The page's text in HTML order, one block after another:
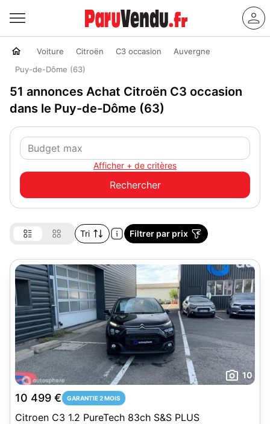
Voiture Citroën C3 occasion
Auvergne
Puy-de-Dôme (63)
51 annonces Achat Citroën C3 occasion
dans le Puy-de-Dôme (63)
Afficher + de critères
Tri Filtrer par prix
10
10 499 € GARANTIE 2 MOIS
Citroen C3 1.2 PureTech 83ch S&S PLUS